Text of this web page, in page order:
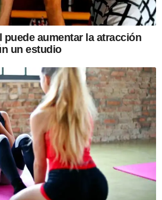
aumentar la atracción
un estudio